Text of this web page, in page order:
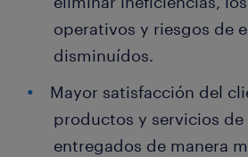
operativos y riesgos de
disminuídos.
Mayor satisfacción del
productos y servicios
entregados de manera